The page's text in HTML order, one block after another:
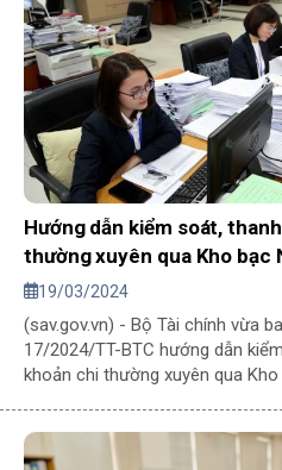
Hướng dẫn kiểm soát,
thường xuyên qua Kho bạc
19/03/2024
(sav.gov.vn) - Bộ Tài chính vừa
17/2024/TT-BTC hướng dẫn
khoản chi thường xuyên qua